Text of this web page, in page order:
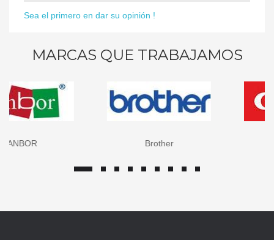
Sea el primero en dar su opinión !
MARCAS QUE TRABAJAMOS